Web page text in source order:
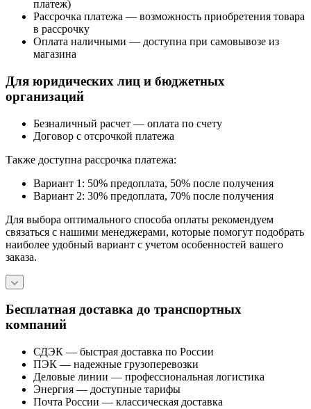
платеж)
Рассрочка платежа — возможность приобретения товара
в рассрочку
Оплата наличными — доступна при самовывозе из
магазина
Для юридических лиц и бюджетных
организаций
Безналичный расчет — оплата по счету
Договор с отсрочкой платежа
Также доступна рассрочка платежа:
Вариант 1: 50% предоплата, 50% после получения
Вариант 2: 30% предоплата, 70% после получения
Для выбора оптимального способа оплаты рекомендуем
связаться с нашими менеджерами, которые помогут подобрать
наиболее удобный вариант с учетом особенностей вашего
заказа.
Бесплатная доставка до транспортных
компаний
СДЭК — быстрая доставка по России
ПЭК — надежные грузоперевозки
Деловые линии — профессиональная логистика
Энергия — доступные тарифы
Почта России — классическая доставка